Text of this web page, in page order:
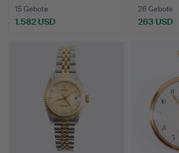
15 Gebote
1.582 USD
26 Gebote
263 USD